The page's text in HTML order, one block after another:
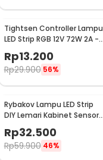
Tightsen Controller Lampu
LED Strip RGB 12V 72W 2A -
Rp13.200
Rp29.900 56%
Rybakov Lampu LED Strip
DIY Lemari Kabinet Sensor
Gerak 4.5W 1M - 2835
Rp32.500
Rp59.900 46%